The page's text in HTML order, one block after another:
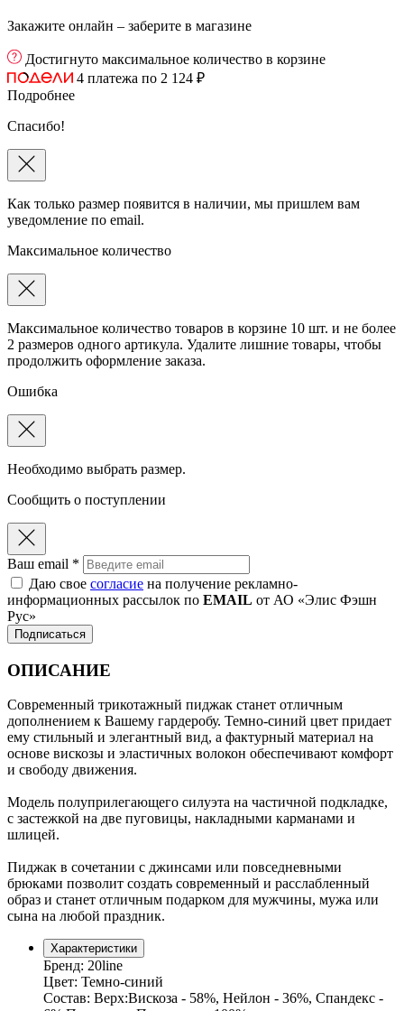
Закажите онлайн – заберите в магазине
Достигнуто максимальное количество в корзине
4 платежа по 2 124 ₽
Подробнее
Спасибо!
Как только размер появится в наличии, мы пришлем вам
уведомление по email.
Максимальное количество
Максимальное количество товаров в корзине 10 шт. и не более
2 размеров одного артикула. Удалите лишние товары, чтобы
продолжить оформление заказа.
Ошибка
Необходимо выбрать размер.
Сообщить о поступлении
Ваш email *
Даю свое согласие на получение рекламно-
информационных рассылок по EMAIL от АО «Элис Фэшн
Рус»
Подписаться
ОПИСАНИЕ
Современный трикотажный пиджак станет отличным
дополнением к Вашему гардеробу. Темно-синий цвет придает
ему стильный и элегантный вид, а фактурный материал на
основе вискозы и эластичных волокон обеспечивают комфорт
и свободу движения.
Модель полуприлегающего силуэта на частичной подкладке,
с застежкой на две пуговицы, накладными карманами и
шлицей.
Пиджак в сочетании с джинсами или повседневными
брюками позволит создать современный и расслабленный
образ и станет отличным подарком для мужчины, мужа или
сына на любой праздник.
Характеристики
Бренд: 20line
Цвет: Темно-синий
Состав: Верх:Вискоза - 58%, Нейлон - 36%, Спандекс -